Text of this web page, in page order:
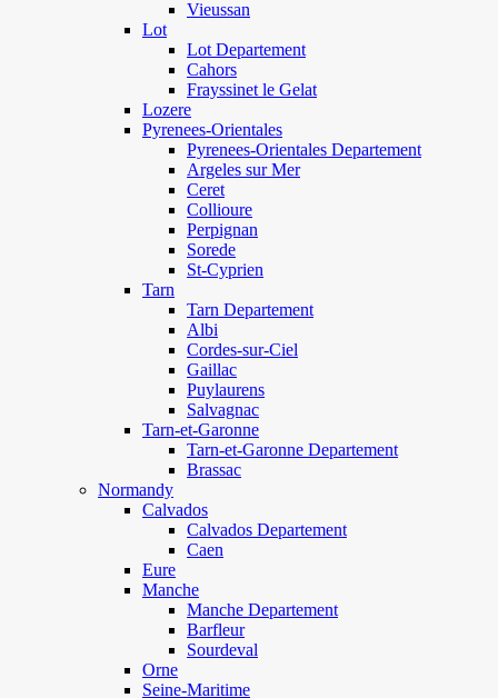
Vieussan
Lot
Lot Departement
Cahors
Frayssinet le Gelat
Lozere
Pyrenees-Orientales
Pyrenees-Orientales Departement
Argeles sur Mer
Ceret
Collioure
Perpignan
Sorede
St-Cyprien
Tarn
Tarn Departement
Albi
Cordes-sur-Ciel
Gaillac
Puylaurens
Salvagnac
Tarn-et-Garonne
Tarn-et-Garonne Departement
Brassac
Normandy
Calvados
Calvados Departement
Caen
Eure
Manche
Manche Departement
Barfleur
Sourdeval
Orne
Seine-Maritime